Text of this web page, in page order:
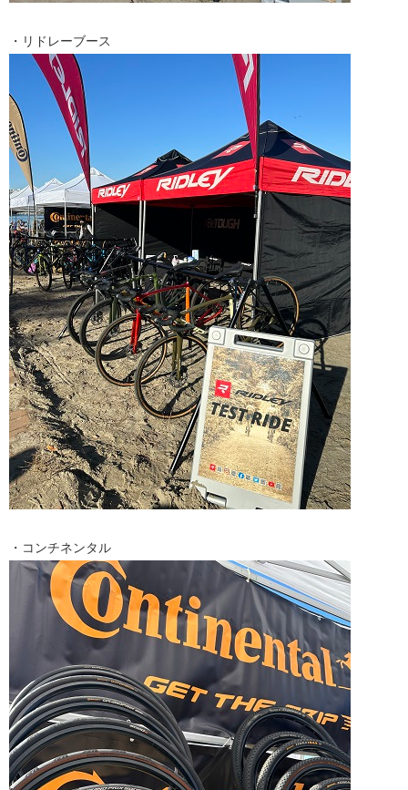
・リドレーブース
・コンチネンタル